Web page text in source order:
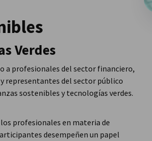
Verdes
a profesionales del sector financiero,
representantes del sector público
sostenibles y tecnologías verdes.
profesionales en materia de
desempeñen un papel